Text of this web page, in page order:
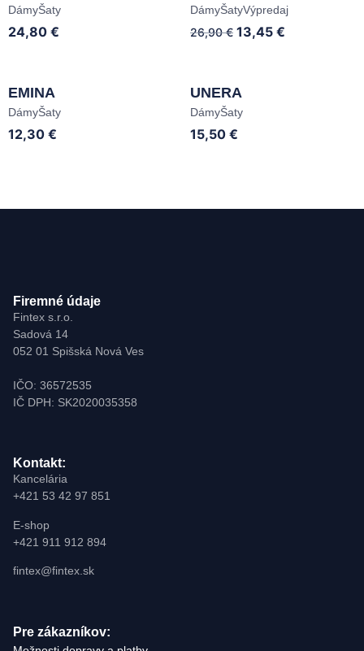
DámyŠaty
24,80 €
DámyŠatyVýpredaj
26,90€ 13,45 €
DámyŠaty
EMINA
12,30 €
DámyŠaty
UNERA
15,50 €
Firemné údaje
Fintex s.r.o.
Sadová 14
052 01 Spišská Nová Ves
IČO: 36572535
IČ DPH: SK2020035358
Kontakt:
Kancelária
+421 53 42 97 851
E-shop
+421 911 912 894
fintex@fintex.sk
Pre zákazníkov: